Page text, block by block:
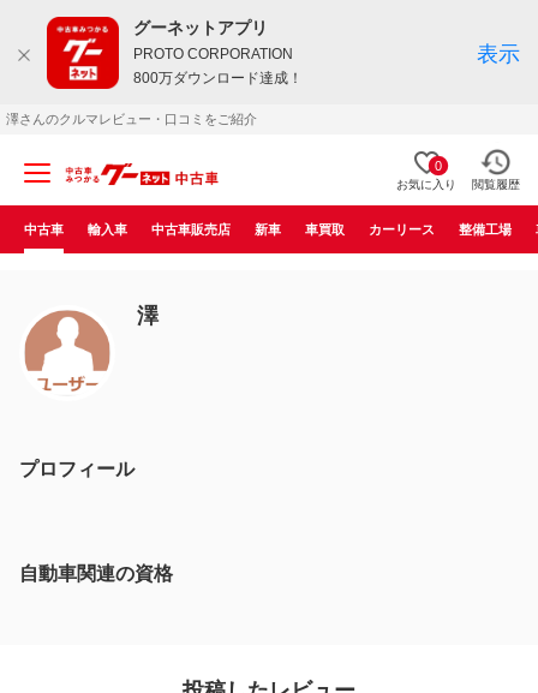
グーネットアプリ
PROTO CORPORATION
800万ダウンロード達成！
表示
澤さんのクルマレビュー・口コミをご紹介
0
お気に入り 閲覧履歴
中古車 輸入車 中古車販売店 新車 車買取 カーリース 整備工場
澤
プロフィール
自動車関連の資格